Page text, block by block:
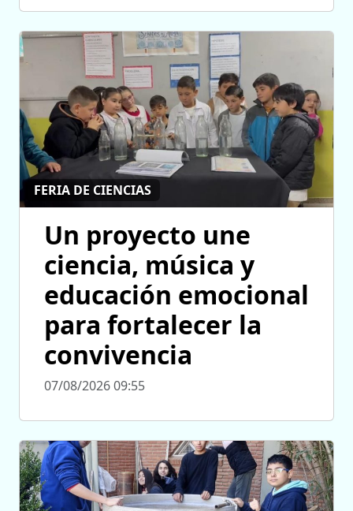
FERIA DE CIENCIAS
Un proyecto une
ciencia, música y
educación emocional
para fortalecer la
convivencia
07/08/2026 09:55